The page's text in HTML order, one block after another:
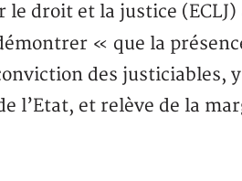
le droit et la justice (ECLJ)
« que la
des justiciables,
l’Etat, et relève de la